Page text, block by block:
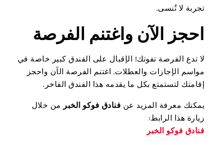
تجربة لا تُنسى.
احجز الآن واغتنم الفرصة
لا تدع الفرصة تفوتك! الإقبال على الفندق كبير خاصة في
مواسم الإجازات والعطلات. اغتنم الفرصة الآن واحجز
إقامتك لتستمتع بكل ما يقدمه هذا الفندق الفاخر.
يمكنك معرفة المزيد عن فنادق فوكو الخبر من خلال
زيارة هذا الرابط:
فنادق فوكو الخبر